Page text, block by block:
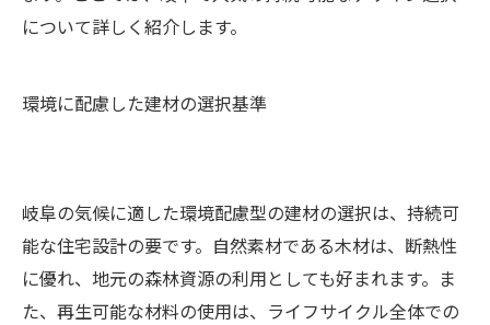
について詳しく紹介します。
環境に配慮した建材の選択基準
岐阜の気候に適した環境配慮型の建材の選択は、持続可
能な住宅設計の要です。自然素材である木材は、断熱性
に優れ、地元の森林資源の利用としても好まれます。ま
た、再生可能な材料の使用は、ライフサイクル全体での